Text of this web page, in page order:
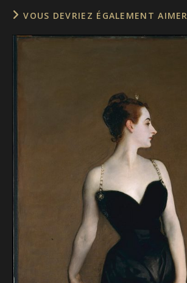
VOUS DEVRIEZ ÉGALEMENT AIMER